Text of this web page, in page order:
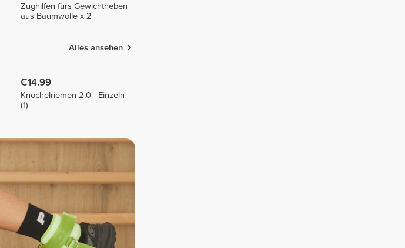
Zughilfen fürs Gewichtheben
aus Baumwolle x 2
Alles ansehen
€14.99
Knöchelriemen 2.0 - Einzeln
(1)